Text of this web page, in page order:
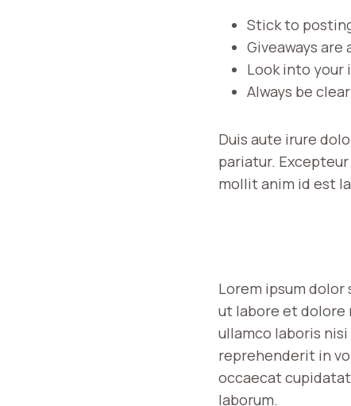
Stick to
Giveaways
Look into your
Always be
Duis aute irure
pariatur.
mollit anim id est
Lorem ipsum
ut labore et dolore
ullamco laboris
reprehenderit in
occaecat
laborum.